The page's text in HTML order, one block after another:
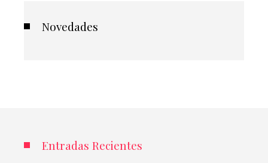
Novedades
Entradas Recientes